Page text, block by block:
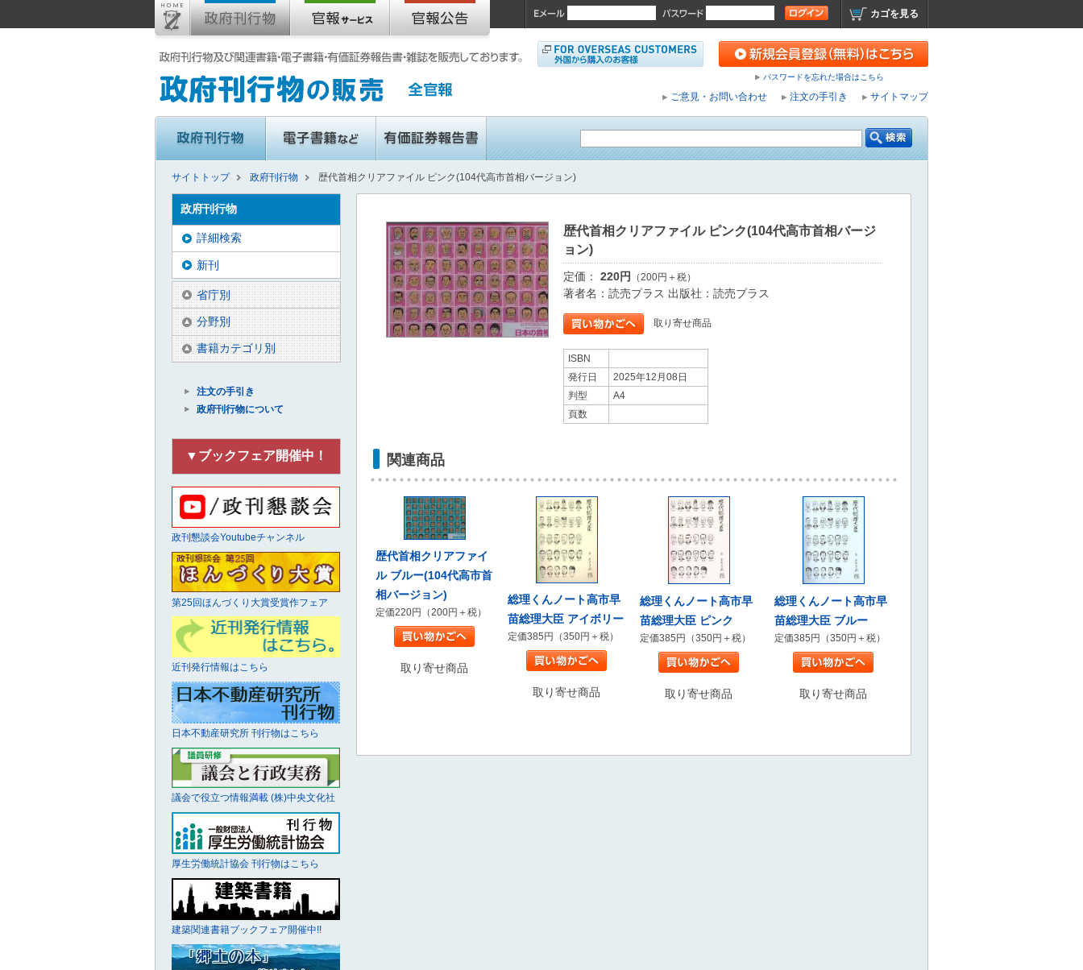
カゴを見る
パスワードを忘れた場合はこちら
ご意見・お問い合わせ 注文の手引き サイトマップ
サイトトップ 政府刊行物 歴代首相クリアファイル ピンク(104代高市首相バージョン)
歴代首相クリアファイル ピンク(104代高市首相バージ
ョン)
定価： 220円 （200円＋税）
著者名：読売プラス 出版社：読売プラス
取り寄せ商品
ISBN
発行日
2025年12月08日
判型
A4
頁数
関連商品
歴代首相クリアファイ
ル ブルー(104代高市首
相バージョン)
定価220円（200円＋税）
取り寄せ商品
総理くんノート高市早
苗総理大臣 アイボリー
定価385円（350円＋税）
取り寄せ商品
総理くんノート高市早
苗総理大臣 ピンク
定価385円（350円＋税）
取り寄せ商品
総理くんノート高市早
苗総理大臣 ブルー
定価385円（350円＋税）
取り寄せ商品
政府刊行物
詳細検索
新刊
省庁別
分野別
書籍カテゴリ別
注文の手引き
政府刊行物について
▼ブックフェア開催中！
政刊懇談会Youtubeチャンネル
第25回ほんづくり大賞受賞作フェア
近刊発行情報はこちら
日本不動産研究所 刊行物はこちら
議会で役立つ情報満載 (株)中央文化社
厚生労働統計協会 刊行物はこちら
建築関連書籍ブックフェア開催中!!